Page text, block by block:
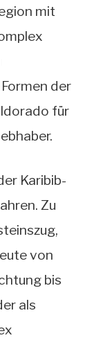
mit
der
für
Karibib-
Zu
von
bis
als